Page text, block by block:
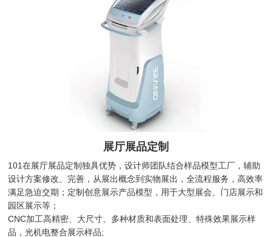
展厅展品定制
101在展厅展品定制独具优势，设计师团队结合样品模型工厂，辅助
设计方案修改、完善，从展出概念到实物展出，全流程服务，高效率
满足急迫交期；定制创意展示产品模型，用于大型展会、门店展示和
园区展示等；
CNC加工高精密、大尺寸、多种材质和表面处理、特殊效果展示样
品，光机电整合展示样品;